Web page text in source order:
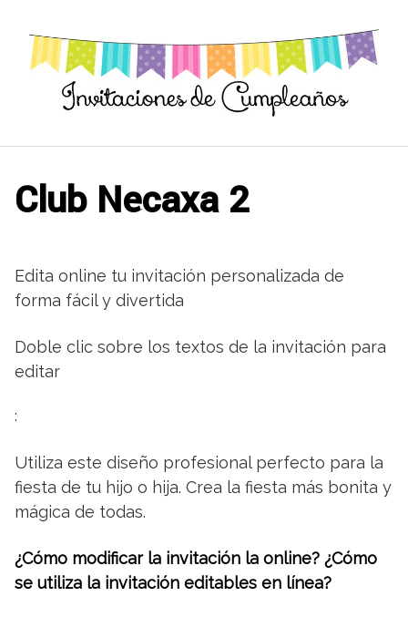
contenido
Club Necaxa 2
Edita online tu invitación personalizada de
forma fácil y divertida
Doble clic sobre los textos de la invitación para
editar
:
Utiliza este diseño profesional perfecto para la
fiesta de tu hijo o hija. Crea la fiesta más bonita y
mágica de todas.
¿Cómo modificar la invitación la online? ¿Cómo
se utiliza la invitación editables en línea?